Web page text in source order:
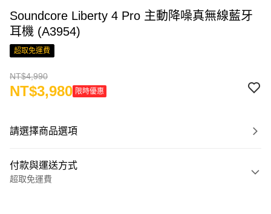
Soundcore Liberty 4 Pro 主動降噪真無線藍牙
耳機 (A3954)
超取免運費
NT$4,990
NT$3,980 限時優惠
請選擇商品選項
付款與運送方式
超取免運費